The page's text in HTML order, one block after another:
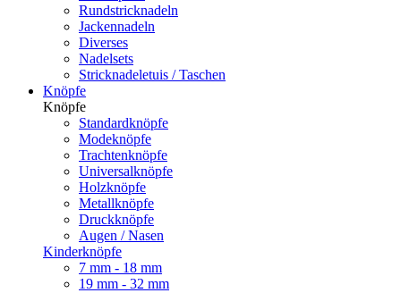
Rundstricknadeln
Jackennadeln
Diverses
Nadelsets
Stricknadeletuis / Taschen
Knöpfe
Knöpfe
Standardknöpfe
Modeknöpfe
Trachtenknöpfe
Universalknöpfe
Holzknöpfe
Metallknöpfe
Druckknöpfe
Augen / Nasen
Kinderknöpfe
7 mm - 18 mm
19 mm - 32 mm